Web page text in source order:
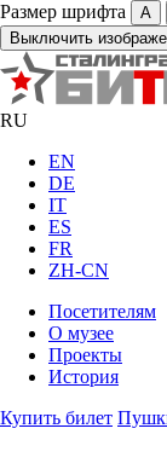
Размер шрифта А
Выключить
RU
EN
DE
IT
ES
FR
ZH-CN
Посетителям
О музее
Проекты
История
Купить билет